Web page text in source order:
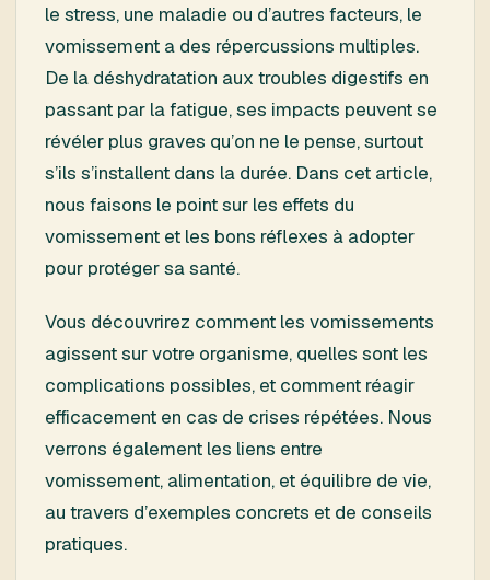
le stress, une maladie ou d’autres facteurs, le
vomissement a des répercussions multiples.
De la déshydratation aux troubles digestifs en
passant par la fatigue, ses impacts peuvent se
révéler plus graves qu’on ne le pense, surtout
s’ils s’installent dans la durée. Dans cet article,
nous faisons le point sur les effets du
vomissement et les bons réflexes à adopter
pour protéger sa santé.
Vous découvrirez comment les vomissements
agissent sur votre organisme, quelles sont les
complications possibles, et comment réagir
efficacement en cas de crises répétées. Nous
verrons également les liens entre
vomissement, alimentation, et équilibre de vie,
au travers d’exemples concrets et de conseils
pratiques.